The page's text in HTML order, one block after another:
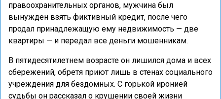
правоохранительных органов, мужчина был
вынужден взять фиктивный кредит, после чего
продал принадлежащую ему недвижимость — две
квартиры — и передал все деньги мошенникам.
В пятидесятилетнем возрасте он лишился дома и всех
сбережений, обретя приют лишь в стенах социального
учреждения для бездомных. С горькой иронией
судьбы он рассказал о крушении своей жизни